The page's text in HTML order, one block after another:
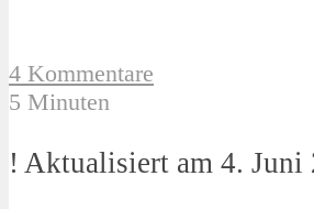
4 Kommentare
5 Minuten
! Aktualisiert am 4. Juni